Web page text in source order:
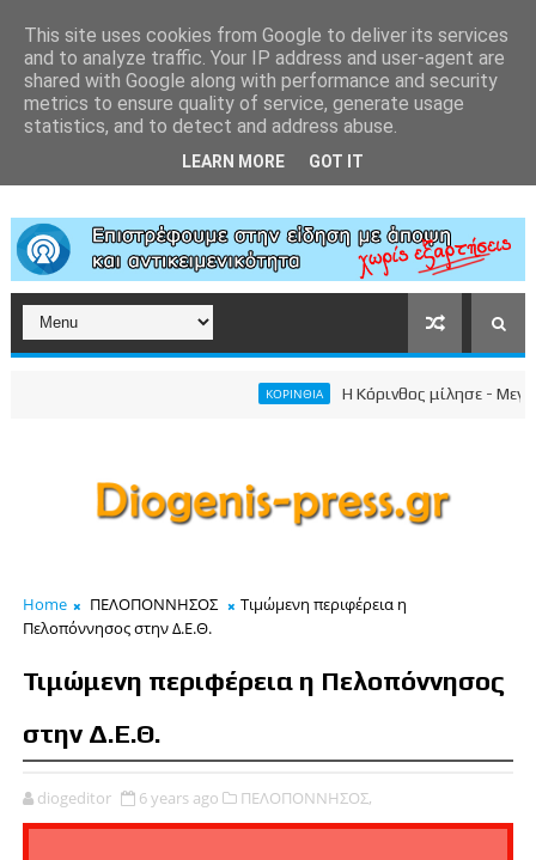
ΚΟΡΙΝΘΙΑ Η Κόρινθος μίλησε -
Home ΠΕΛΟΠΟΝΝΗΣΟΣ
Τιμώμενη περιφέρεια η
Πελοπόννησος στην Δ.Ε.Θ.
Τιμώμενη περιφέρεια η Πελοπόννησος
στην Δ.Ε.Θ.
diogeditor 6 years ago ΠΕΛΟΠΟΝΝΗΣΟΣ,
This site uses cookies from Google to deliver its services
and to analyze traffic. Your IP address and user-agent are
shared with Google along with performance and security
metrics to ensure quality of service, generate usage
statistics, and to detect and address abuse.
LEARN MORE GOT IT